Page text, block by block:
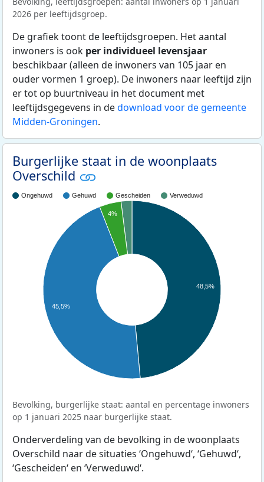
2026 per leeftijdsgroep.
De grafiek toont de leeftijdsgroepen. Het aantal
inwoners is ook per individueel levensjaar
beschikbaar (alleen de inwoners van 105 jaar en
ouder vormen 1 groep). De inwoners naar leeftijd zijn
er tot op buurtniveau in het document met
leeftijdsgegevens in dedownload voor de gemeente
Midden-Groningen.
Burgerlijke staat in de woonplaats
Overschild
Ongehuwd Gehuwd Gescheiden Verweduwd
48,5%
4%
45,5%
Bevolking, burgerlijke staat: aantal en percentage inwoners
op 1 januari 2025 naar burgerlijke staat.
Onderverdeling van de bevolking in de woonplaats
Overschild naar de situaties ‘Ongehuwd‘, ‘Gehuwd‘,
‘Gescheiden‘ en ‘Verweduwd‘.